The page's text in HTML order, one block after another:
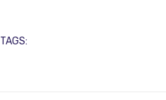
TAGS: